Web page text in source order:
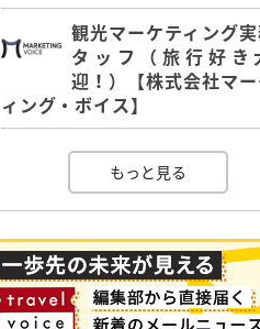
観光マーケティング
タッフ（旅行好き
迎！）【株式会社マ
ィング・ボイス】
もっと見る